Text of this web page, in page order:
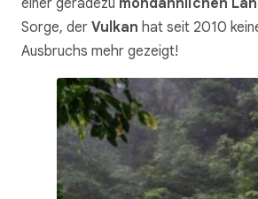
Sorge, der Vulkan hat seit 2010
Ausbruchs mehr gezeigt!